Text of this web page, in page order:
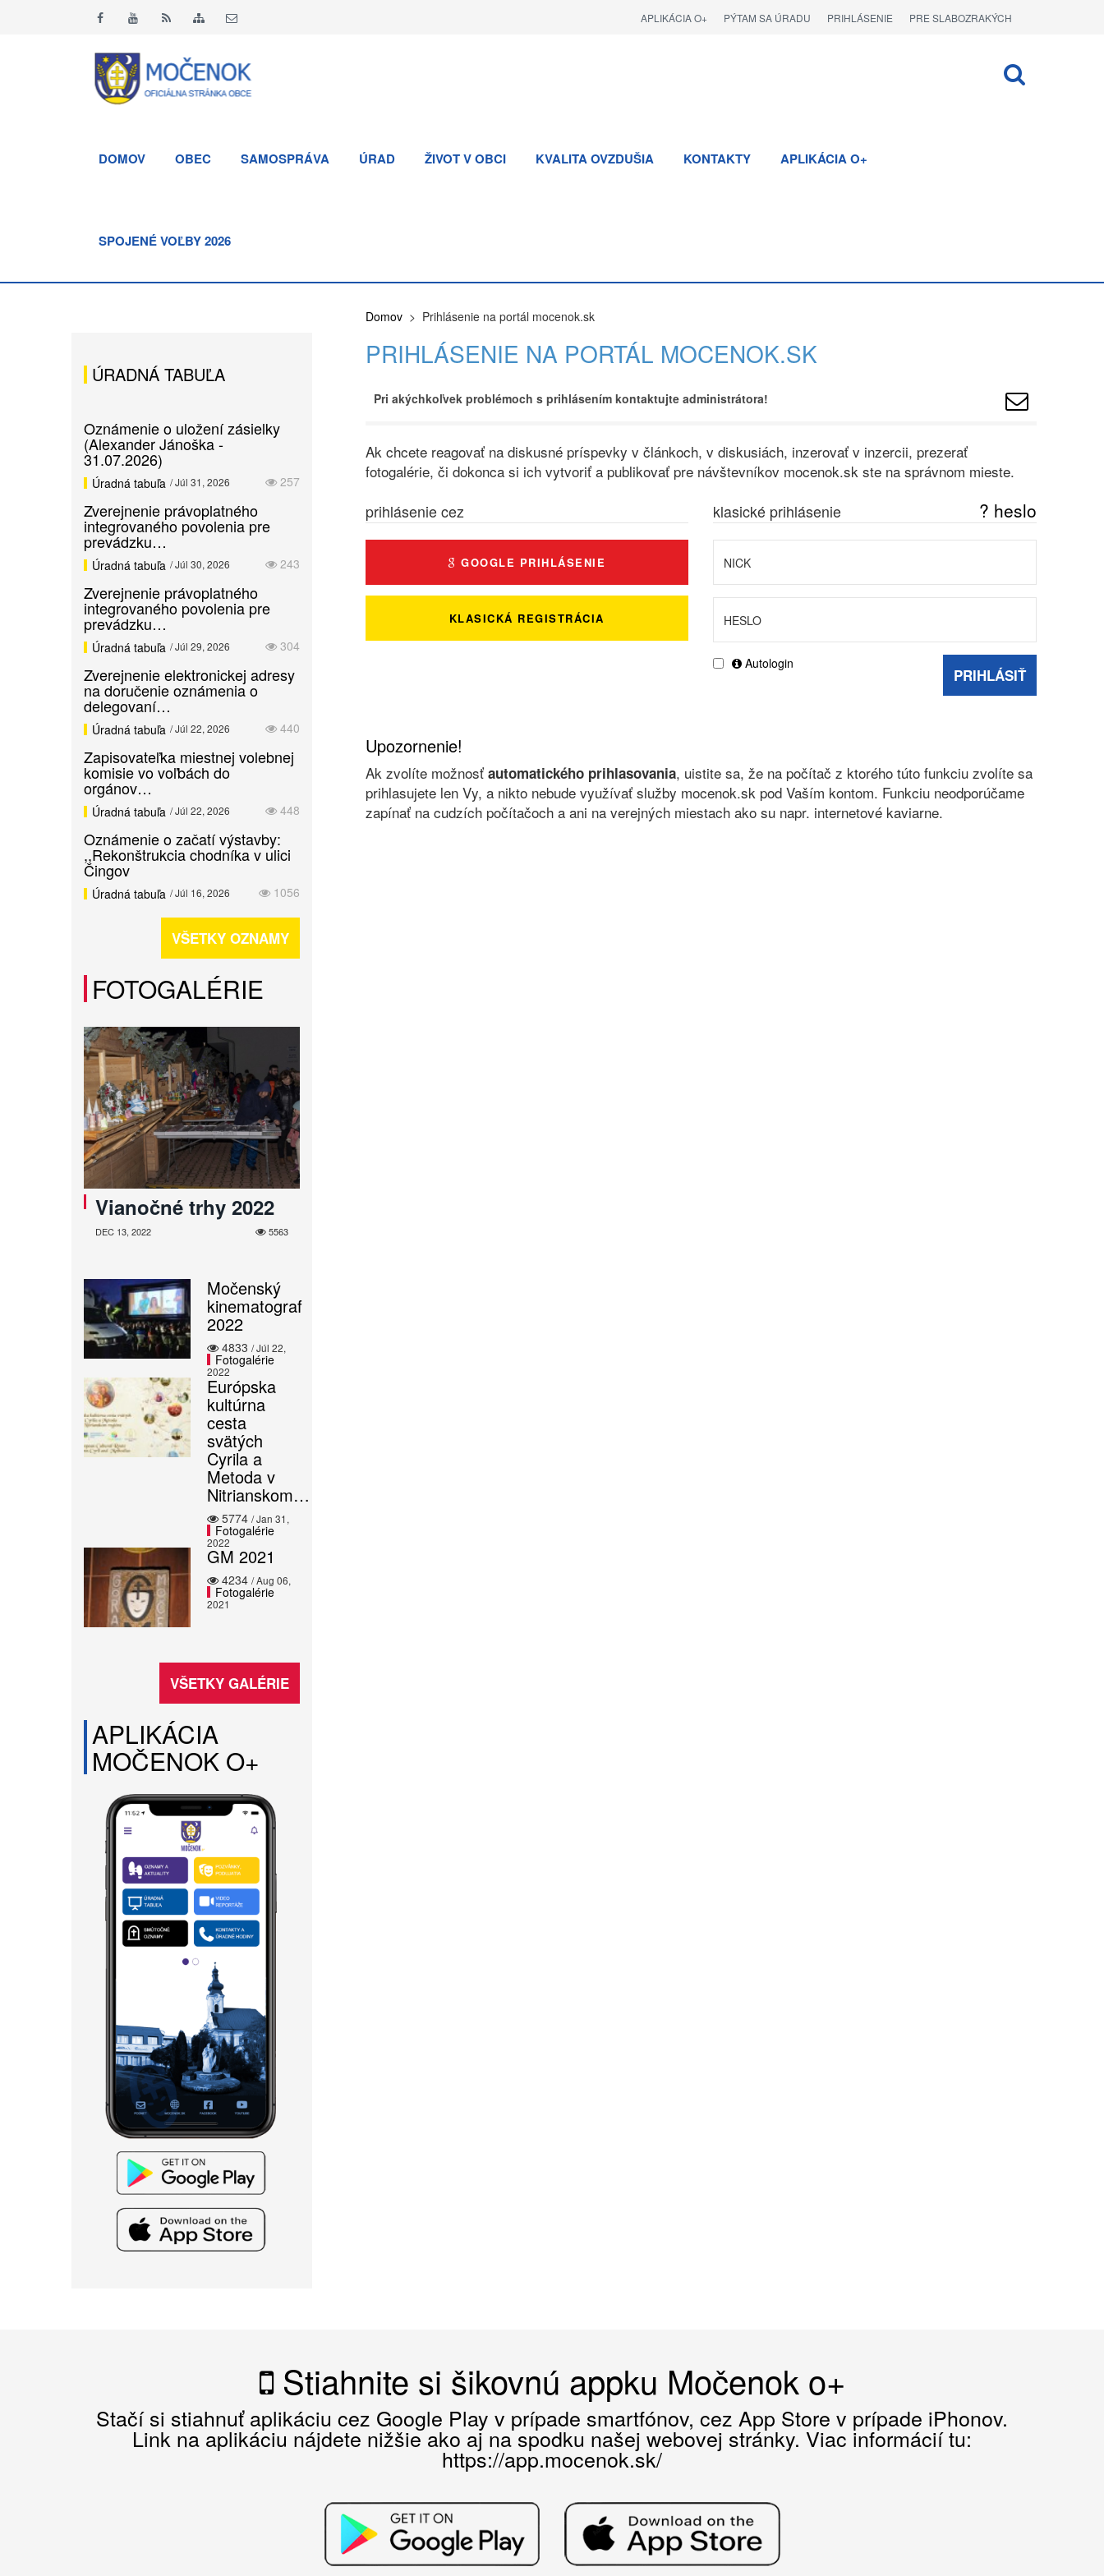
PRE SLABOZRAKÝCH
PRIHLÁSENIE
PÝTAM SA ÚRADU
APLIKÁCIA O+
DOMOV OBEC SAMOSPRÁVA ÚRAD ŽIVOT V OBCI KVALITA OVZDUŠIA KONTAKTY APLIKÁCIA O+
SPOJENÉ VOĽBY 2026
Domov> Prihlásenie na portál mocenok.sk
PRIHLÁSENIE NA PORTÁL MOCENOK.SK
Pri akýchkoľvek problémoch s prihlásením kontaktujte administrátora!
Ak chcete reagovať na diskusné príspevky v článkoch, v diskusiách, inzerovať v inzercii, prezerať
fotogalérie, či dokonca si ich vytvoriť a publikovať pre návštevníkov mocenok.sk ste na správnom mieste.
prihlásenie cez
GOOGLE PRIHLÁSENIE
KLASICKÁ REGISTRÁCIA
klasické prihlásenie ? heslo
Autologin
PRIHLÁSIŤ
Upozornenie!
Ak zvolíte možnosťautomatického prihlasovania, uistite sa, že na počítač z ktorého túto funkciu zvolíte sa
prihlasujete len Vy, a nikto nebude využívať služby mocenok.sk pod Vaším kontom. Funkciu neodporúčame
zapínať na cudzích počítačoch a ani na verejných miestach ako su napr. internetové kaviarne.
ÚRADNÁ TABUĽA
Oznámenie o uložení zásielky
(Alexander Jánoška -
31.07.2026)
257
Úradná tabuľa / Júl 31, 2026
Zverejnenie právoplatného
integrovaného povolenia pre
prevádzku…
243
Úradná tabuľa / Júl 30, 2026
Zverejnenie právoplatného
integrovaného povolenia pre
prevádzku…
304
Úradná tabuľa / Júl 29, 2026
Zverejnenie elektronickej adresy
na doručenie oznámenia o
delegovaní…
440
Úradná tabuľa / Júl 22, 2026
Zapisovateľka miestnej volebnej
komisie vo voľbách do
orgánov…
448
Úradná tabuľa / Júl 22, 2026
Oznámenie o začatí výstavby:
,,Rekonštrukcia chodníka v ulici
Čingov
1056
Úradná tabuľa / Júl 16, 2026
VŠETKY OZNAMY
FOTOGALÉRIE
Vianočné trhy 2022
5563
DEC 13, 2022
Močenský
kinematograf
2022
4833
Fotogalérie
/ Júl 22,
2022
Európska
kultúrna
cesta
svätých
Cyrila a
Metoda v
Nitrianskom…
5774
Fotogalérie
/ Jan 31,
2022
GM 2021
4234
Fotogalérie
/ Aug 06,
2021
VŠETKY GALÉRIE
APLIKÁCIA
MOČENOK O+
Stiahnite si šikovnú appku Močenok o+
Stačí si stiahnuť aplikáciu cez Google Play v prípade smartfónov, cez App Store v prípade iPhonov.
Link na aplikáciu nájdete nižšie ako aj na spodku našej webovej stránky. Viac informácií tu:
https://app.mocenok.sk/